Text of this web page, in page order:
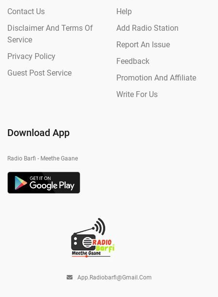
Contact Us
Disclaimer And Terms Of
Service
Privacy Policy
Guest Post Service
Help
Add Radio Station
Report An Issue
Feedback
Promotion And Affiliate
Write For Us
Download App
Radio Barfi - Meethe Gaane
App.radiobarfi@gmail.com